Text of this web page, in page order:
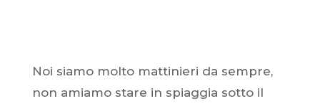
Noi siamo molto mattinieri da sempre,
non amiamo stare in spiaggia sotto il